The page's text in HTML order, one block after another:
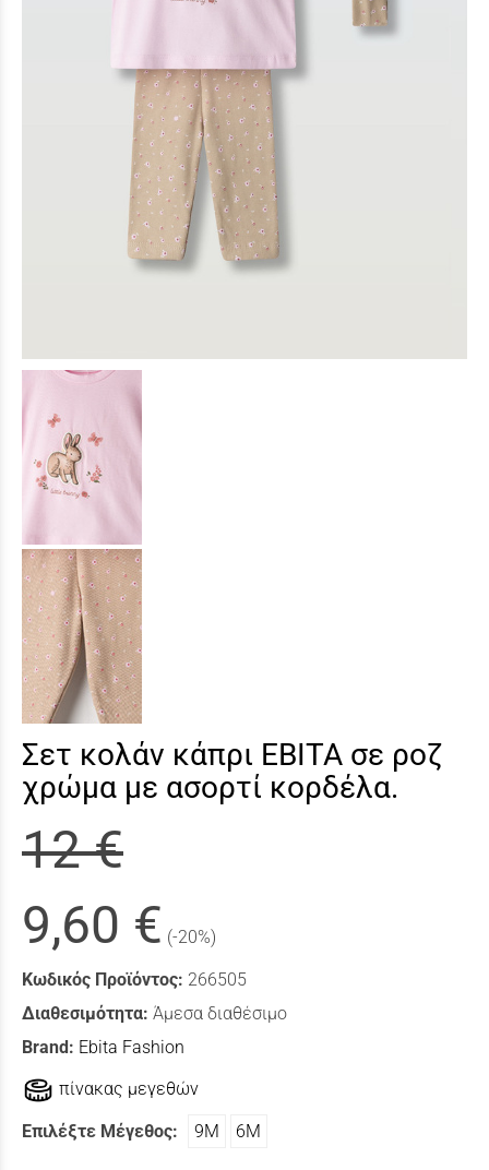
Σετ κολάν κάπρι EBITA σε ροζ
χρώμα με ασορτί κορδέλα.
12 €
9,60 € (-20%)
Κωδικός Προϊόντος: 266505
Διαθεσιμότητα: Άμεσα διαθέσιμο
Brand: Ebita Fashion
πίνακας μεγεθών
Επιλέξτε Μέγεθος: 9Μ 6Μ